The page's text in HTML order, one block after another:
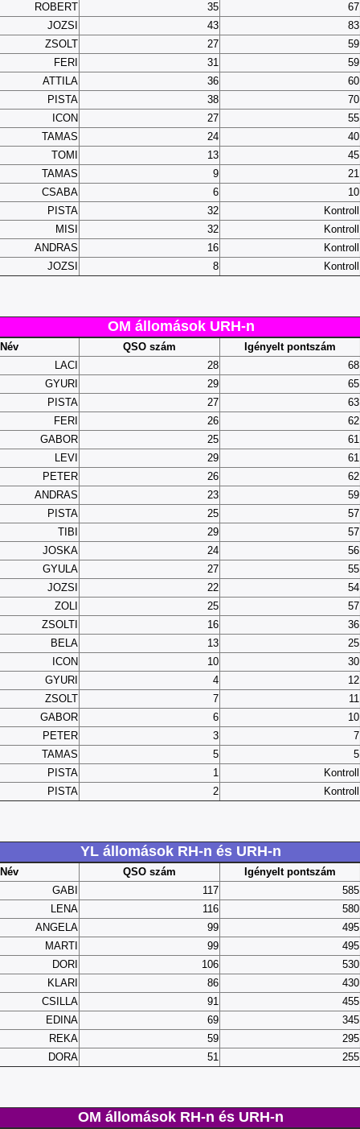
ROBERT 35 67
JOZSI 43 83
ZSOLT 27 59
FERI 31 59
ATTILA 36 60
PISTA 38 70
ICON 27 55
TAMAS 24 40
TOMI 13 45
TAMAS 9 21
CSABA 6 10
PISTA 32 Kontroll
MISI 32 Kontroll
ANDRAS 16 Kontroll
JOZSI 8 Kontroll
OM állomások URH-n
Név QSO szám Igényelt pontszám
LACI 28 68
GYURI 29 65
PISTA 27 63
FERI 26 62
GABOR 25 61
LEVI 29 61
PETER 26 62
ANDRAS 23 59
PISTA 25 57
TIBI 29 57
JOSKA 24 56
GYULA 27 55
JOZSI 22 54
ZOLI 25 57
ZSOLTI 16 36
BELA 13 25
ICON 10 30
GYURI 4 12
ZSOLT 7 11
GABOR 6 10
PETER 3 7
TAMAS 5 5
PISTA 1 Kontroll
PISTA 2 Kontroll
YL állomások RH-n és URH-n
Név QSO szám Igényelt pontszám
GABI 117 585
LENA 116 580
ANGELA 99 495
MARTI 99 495
DORI 106 530
KLARI 86 430
CSILLA 91 455
EDINA 69 345
REKA 59 295
DORA 51 255
OM állomások RH-n és URH-n